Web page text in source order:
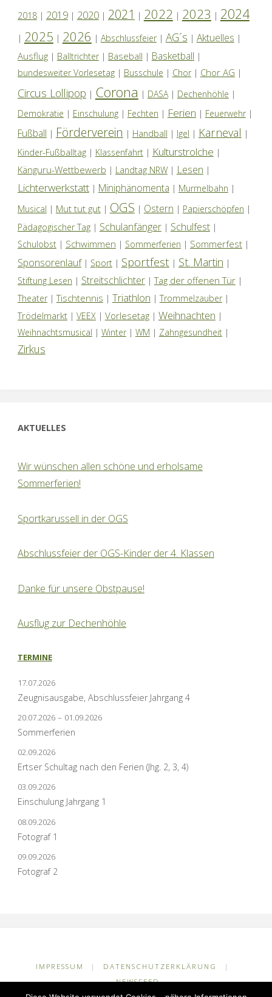
2018| 2019| 2020| 2021 | 2022 | 2023 | 2024
| 2025 | 2026 | Abschlussfeier| AG´s | Aktuelles |
Ausflug| Balltrichter| Baseball | Basketball |
bundesweiter Vorlesetag| Busschule | Chor| Chor AG |
Circus Lollipop | Corona | DASA| Dechenhöhle |
Demokratie | Einschulung| Fechten | Ferien | Feuerwehr|
Fußball | Förderverein | Handball | Igel | Karneval |
Kinder-Fußballtag| Klassenfahrt| Kulturstrolche |
Känguru-Wettbewerb | Landtag NRW| Lesen |
Lichterwerkstatt| Miniphänomenta | Murmelbahn |
Musical | Mut tut gut| OGS | Ostern | Papierschöpfen |
Pädagogischer Tag| Schulanfänger| Schulfest|
Schulobst| Schwimmen | Sommerferien | Sommerfest|
Sponsorenlauf| Sport| Sportfest | St. Martin |
Stiftung Lesen | Streitschlichter|Tag der offenen Tür|
Theater|Tischtennis | Triathlon | Trommelzauber|
Trödelmarkt| VEEX| Vorlesetag| Weihnachten |
Weihnachtsmusical | Winter| WM | Zahngesundheit|
Zirkus
AKTUELLES
Wir wünschen allen schöne und erholsame
Sommerferien!
Sportkarussell in der OGS
Abschlussfeier der OGS-Kinder der 4. Klassen
Danke für unsere Obstpause!
Ausflug zur Dechenhöhle
TERMINE
17.07.2026
Zeugnisausgabe, Abschlussfeier Jahrgang 4
20.07.2026 – 01.09.2026
Sommerferien
02.09.2026
Ertser Schultag nach den Ferien (Jhg. 2, 3, 4)
03.09.2026
Einschulung Jahrgang 1
08.09.2026
Fotograf 1
09.09.2026
Fotograf 2
IMPRESSUM | DATENSCHUTZERKLÄRUNG
|
NEWSFEED